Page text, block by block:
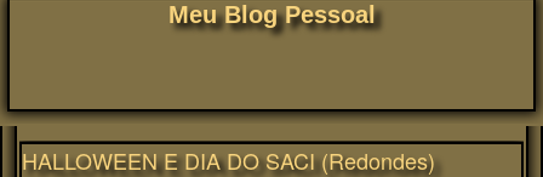
Meu Blog Pessoal
HALLOWEEN E DIA DO SACI (Redondes)